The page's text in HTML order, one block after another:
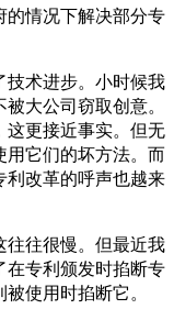
的情况下解决部分专
技术进步。小时候我
大公司窃取创意。
这更接近事实。但无
用它们的坏方法。而
利改革的呼声也越来
往往很慢。但最近我
在专利颁发时掐断专
使用时掐断它。